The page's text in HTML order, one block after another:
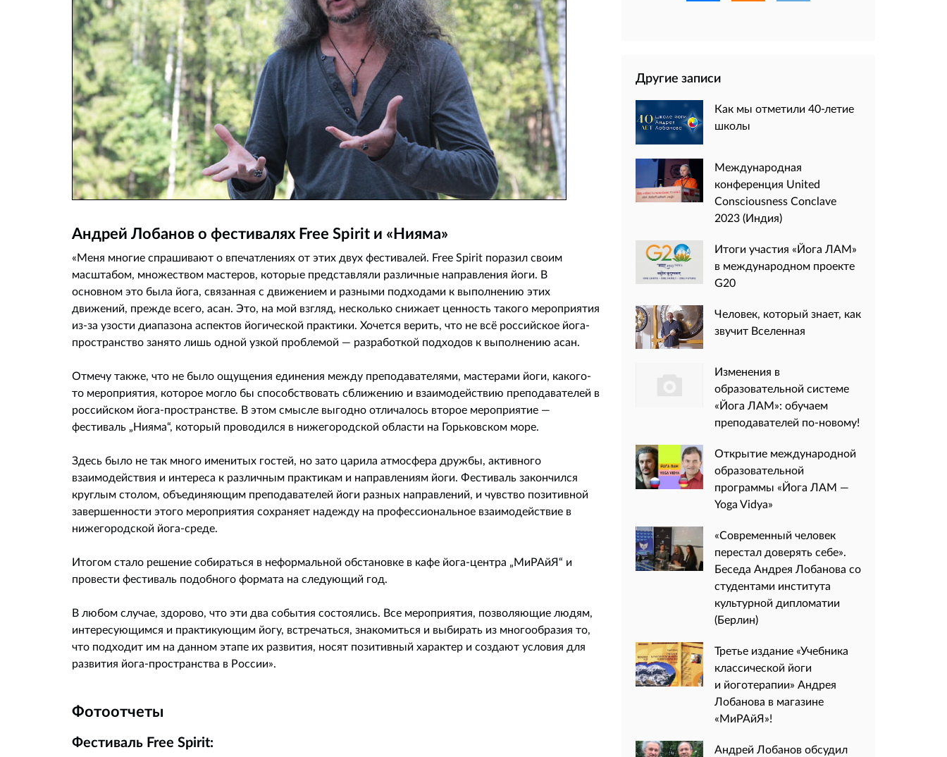
Андрей Лобанов о фестивалях Free Spirit и «Нияма»
«Меня многие спрашивают о впечатлениях от этих двух фестивалей. Free Spirit поразил своим
масштабом, множеством мастеров, которые представляли различные направления йоги. В
основном это была йога, связанная с движением и разными подходами к выполнению этих
движений, прежде всего, асан. Это, на мой взгляд, несколько снижает ценность такого мероприятия
из-за узости диапазона аспектов йогической практики. Хочется верить, что не всё российское йога-
пространство занято лишь одной узкой проблемой — разработкой подходов к выполнению асан.
Отмечу также, что не было ощущения единения между преподавателями, мастерами йоги, какого-
то мероприятия, которое могло бы способствовать сближению и взаимодействию преподавателей в
российском йога-пространстве. В этом смысле выгодно отличалось второе мероприятие —
фестиваль „Нияма“, который проводился в нижегородской области на Горьковском море.
Здесь было не так много именитых гостей, но зато царила атмосфера дружбы, активного
взаимодействия и интереса к различным практикам и направлениям йоги. Фестиваль закончился
круглым столом, объединяющим преподавателей йоги разных направлений, и чувство позитивной
завершенности этого мероприятия сохраняет надежду на профессиональное взаимодействие в
нижегородской йога-среде.
Итогом стало решение собираться в неформальной обстановке в кафе йога-центра „МиРАйЯ“ и
провести фестиваль подобного формата на следующий год.
В любом случае, здорово, что эти два события состоялись. Все мероприятия, позволяющие людям,
интересующимся и практикующим йогу, встречаться, знакомиться и выбирать из многообразия то,
что подходит им на данном этапе их развития, носят позитивный характер и создают условия для
развития йога-пространства в России».
Фотоотчеты
Фестиваль Free Spirit:
Другие записи
Как мы отметили 40-летие
школы
Международная
конференция United
Consciousness Conclave
2023 (Индия)
Итоги участия «Йога ЛАМ»
в международном проекте
G20
Человек, который знает, как
звучит Вселенная
Изменения в
образовательной системе
«Йога ЛАМ»: обучаем
преподавателей по-новому!
Открытие международной
образовательной
программы «Йога ЛАМ —
Yoga Vidya»
«Современный человек
перестал доверять себе».
Беседа Андрея Лобанова со
студентами института
культурной дипломатии
(Берлин)
Третье издание «Учебника
классической йоги
и йоготерапии» Андрея
Лобанова в магазине
«МиРАйЯ»!
Андрей Лобанов обсудил